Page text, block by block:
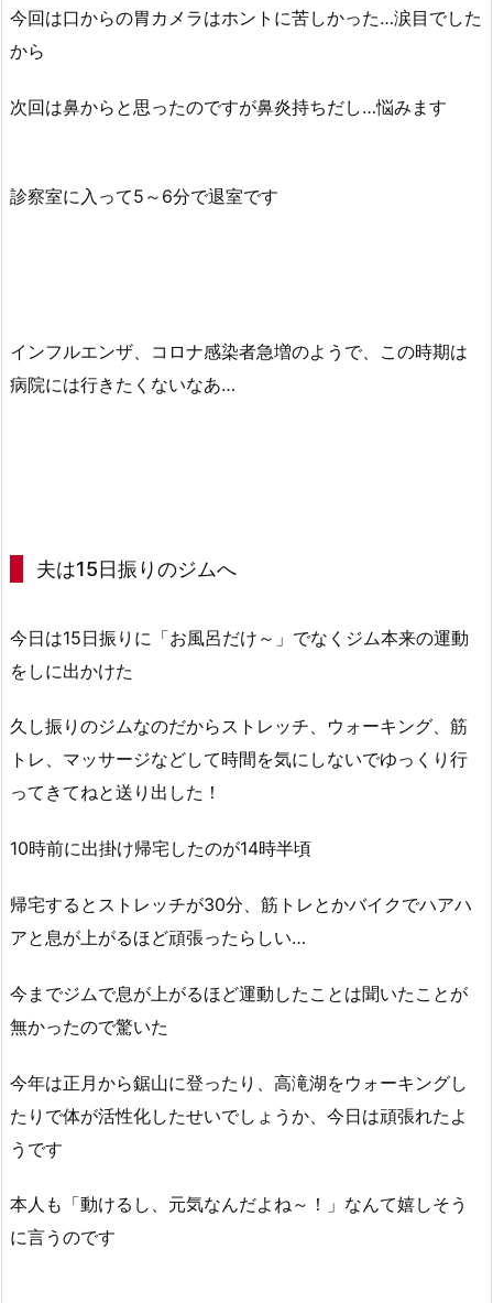
今回は口からの胃カメラはホントに苦しかった…涙目でした
から
次回は鼻からと思ったのですが鼻炎持ちだし…悩みます
診察室に入って5～6分で退室です
インフルエンザ、コロナ感染者急増のようで、この時期は
病院には行きたくないなあ…
夫は15日振りのジムへ
今日は15日振りに「お風呂だけ～」でなくジム本来の運動
をしに出かけた
久し振りのジムなのだからストレッチ、ウォーキング、筋
トレ、マッサージなどして時間を気にしないでゆっくり行
ってきてねと送り出した！
10時前に出掛け帰宅したのが14時半頃
帰宅するとストレッチが30分、筋トレとかバイクでハアハ
アと息が上がるほど頑張ったらしい…
今までジムで息が上がるほど運動したことは聞いたことが
無かったので驚いた
今年は正月から鋸山に登ったり、高滝湖をウォーキングし
たりで体が活性化したせいでしょうか、今日は頑張れたよ
うです
本人も「動けるし、元気なんだよね～！」なんて嬉しそう
に言うのです